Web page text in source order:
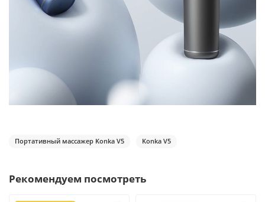
Портативный массажер Konka V5 Konka V5
Рекомендуем посмотреть